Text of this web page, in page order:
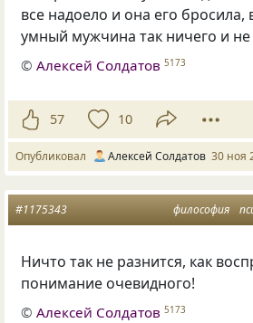
все надоело и она его бросила,
умный мужчина так ничего и
©Алексей Солдатов 5173
57 10
Опубликовал Алексей Солдатов 30 ноя
философия
#1175343
Ничто так не разнится, как
понимание очевидного!
©Алексей Солдатов 5173